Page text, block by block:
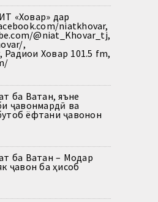
«Ховар» дар
niatkhovar,
@niat_Khovar_tj,
,
Ховар 101.5 fm,
ба Ватан, яъне
ҷавонмардӣ ва
ёфтани ҷавонон
ба Ватан – Модар
ҷавон ба ҳисоб